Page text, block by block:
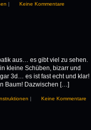
| Keine Kommentare
aus… es gibt viel zu sehen.
kleine Schüben, bizarr und
3d… es ist fast echt und klar!
Baum! Dazwischen […]
| Keine Kommentare